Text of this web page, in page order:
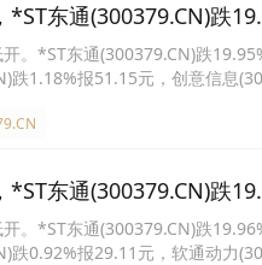
*ST东通(300379.CN)跌
。*ST东通(300379.CN)跌
跌1.18%报51.15元，创意信息
*ST东通(300379.CN)跌
。*ST东通(300379.CN)跌
跌0.92%报29.11元，软通动力